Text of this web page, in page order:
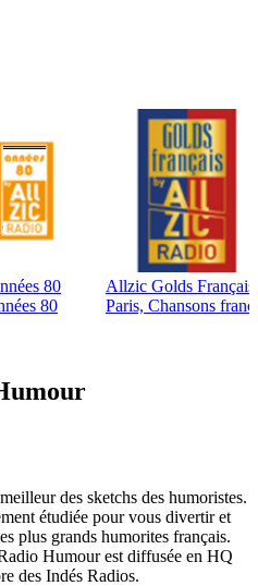
80
80
Allzic Golds Français
Paris, Chansons
des sketchs des humoristes.
étudiée pour vous divertir et
plus grands humorites français.
Humour est diffusée en HQ
des Indés Radios.